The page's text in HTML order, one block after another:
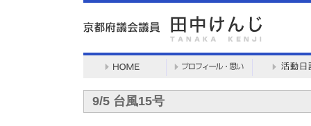
9/5 台風15号